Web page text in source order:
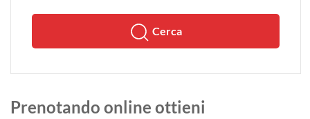
Cerca
Prenotando online ottieni